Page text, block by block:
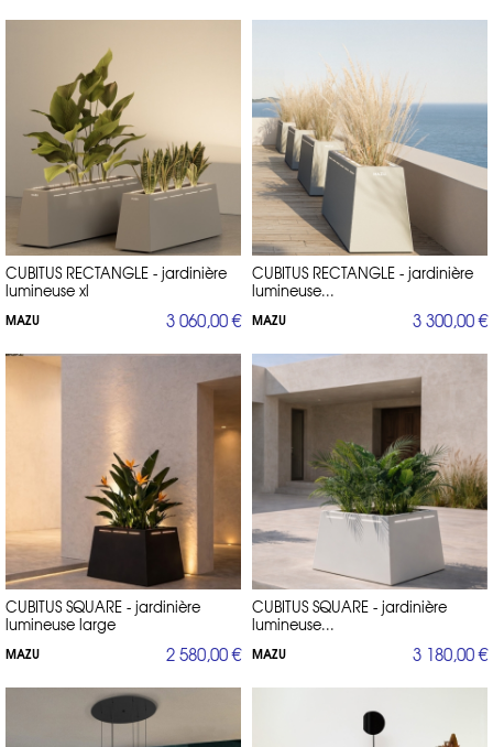
CUBITUS RECTANGLE - jardinière
lumineuse xl
MAZU 3 060,00 €
CUBITUS RECTANGLE - jardinière
lumineuse...
MAZU 3 300,00 €
CUBITUS SQUARE - jardinière
lumineuse large
MAZU 2 580,00 €
CUBITUS SQUARE - jardinière
lumineuse...
MAZU 3 180,00 €